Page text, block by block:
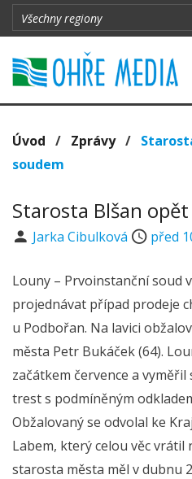
Úvod / Zprávy/
soudem
Starosta Blšan
Jarka Cibulková před
Louny – Prvoinstanční soud
projednávat případ prodeje
u Podbořan. Na lavici
města Petr Bukáček (64).
začátkem července a
trest s podmíněným
Obžalovaný se odvolal ke
Labem, který celou věc vrátil
starosta města měl v dubnu